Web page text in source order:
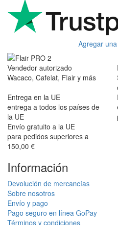
Agregar
Vendedor autorizado
Wacaco, Cafelat, Flair y más
Entrega en la UE
entrega a todos los países de
la UE
Envío gratuito a la UE
para pedidos superiores a
150,00 €
Información
Devolución de mercancías
Sobre nosotros
Envío y pago
Pago seguro en línea GoPay
Términos y condiciones